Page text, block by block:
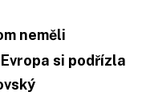
neměli
si podřízla